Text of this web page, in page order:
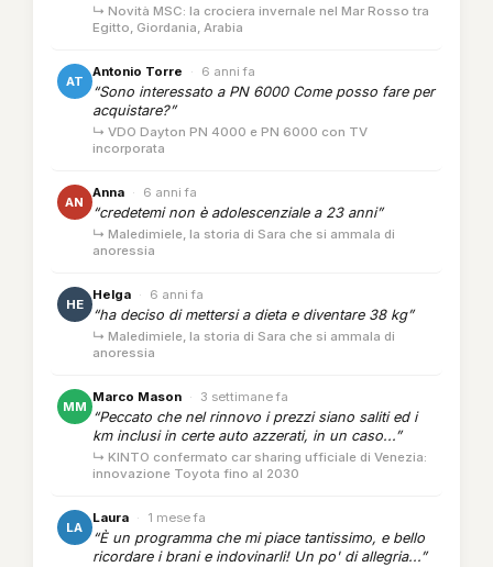
↳ Novità MSC: la crociera invernale nel Mar Rosso tra
Egitto, Giordania, Arabia
AT
Antonio Torre · 6 anni fa
“Sono interessato a PN 6000 Come posso fare per
acquistare?”
↳ VDO Dayton PN 4000 e PN 6000 con TV
incorporata
AN
Anna · 6 anni fa
“credetemi non è adolescenziale a 23 anni”
↳ Maledimiele, la storia di Sara che si ammala di
anoressia
HE
Helga · 6 anni fa
“ha deciso di mettersi a dieta e diventare 38 kg”
↳ Maledimiele, la storia di Sara che si ammala di
anoressia
MM
Marco Mason · 3 settimane fa
“Peccato che nel rinnovo i prezzi siano saliti ed i
km inclusi in certe auto azzerati, in un caso...”
↳ KINTO confermato car sharing ufficiale di Venezia:
innovazione Toyota fino al 2030
LA
Laura · 1 mese fa
“È un programma che mi piace tantissimo, e bello
ricordare i brani e indovinarli! Un po' di allegria...”